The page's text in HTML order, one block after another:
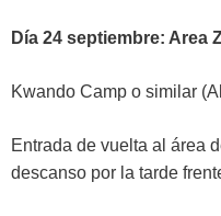
Día 24 septiembre: Area
Kwando Camp o similar
Entrada de vuelta al área
descanso por la tarde